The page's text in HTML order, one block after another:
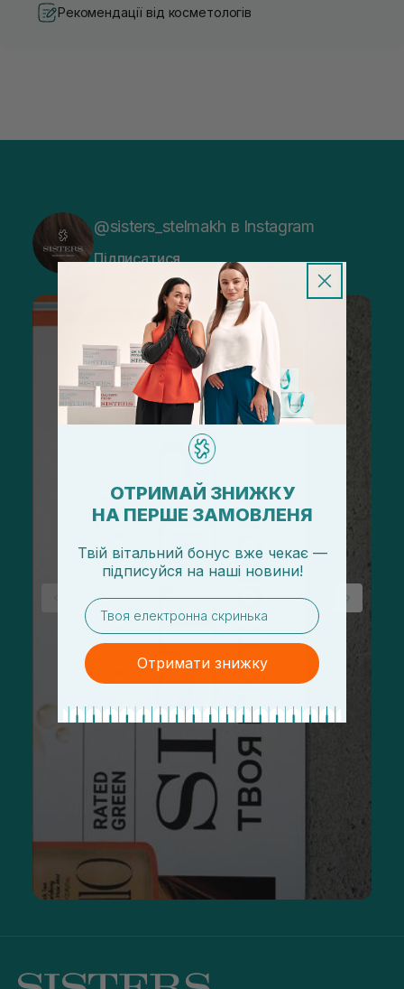
Рекомендації від косметологів
@sisters_stelmakh в Instagram
Підписатися
ОТРИМАЙ ЗНИЖКУ
НА ПЕРШЕ ЗАМОВЛЕНЯ
Твій вітальний бонус вже чекає —
підписуйся на наші новини!
email
Отримати знижку